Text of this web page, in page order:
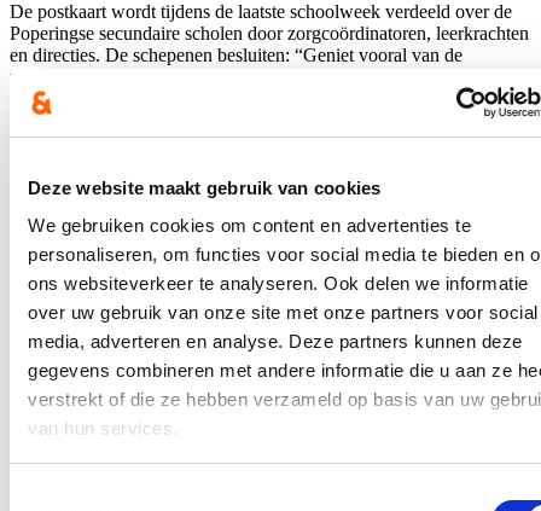
Deze website maakt gebruik van cookies
We gebruiken cookies om content en advertenties te
personaliseren, om functies voor social media te bieden en
ons websiteverkeer te analyseren. Ook delen we informatie
over uw gebruik van onze site met onze partners voor social
media, adverteren en analyse. Deze partners kunnen deze
gegevens combineren met andere informatie die u aan ze
verstrekt of die ze hebben verzameld op basis van uw
van hun services.
De postkaart wordt tijdens de laatste schoolweek verdeeld over de
Poperingse secundaire scholen door zorgcoördinatoren, leerkrachten
en directies. De schepenen besluiten: “Geniet vooral van de
vakantie, en laat het weten als er iets is dat we voor jou of je gezin
kunnen doen.”
Ontvang mijn nieuwsbrief.
E-mailadres
Ja, ik wens de nieuwsbrief van Loes Vandromme te ontvangen op
Klikhierom de privacyvoorwaarden te raadplegen